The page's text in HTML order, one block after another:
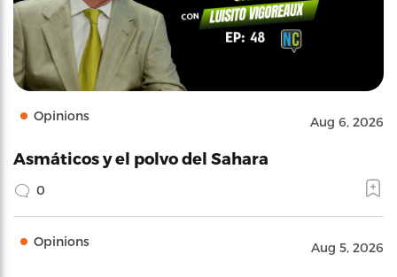
Opinions Aug 6, 2026
Asmáticos y el polvo del Sahara
0
Opinions Aug 5, 2026